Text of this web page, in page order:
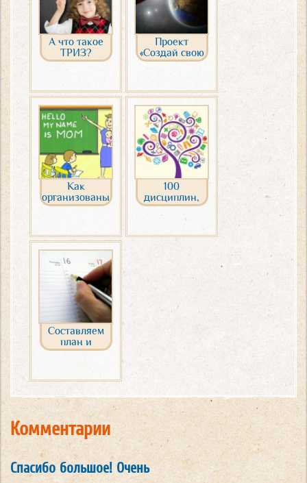
А что такое
ТРИЗ?
Проект
«Создай свою
страну»
Как
организованы
занятия в
школе
100
дисциплин,
которые
можно
Составляем
план и
расписание
Комментарии
Спасибо большое! Очень